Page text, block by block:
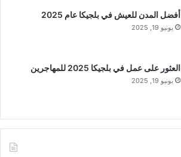
أفضل المدن للعيش في بلجيكا عام 2025
يونيو 19, 2025
العثور على عمل في بلجيكا 2025 للمهاجرين
يونيو 19, 2025